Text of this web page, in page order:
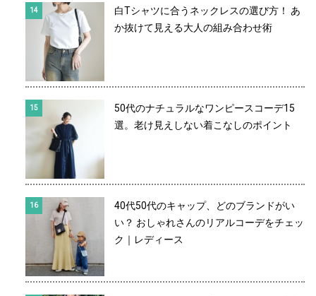
白Tシャツに合うネックレスの選び方！ あ
か抜けて見える大人の組み合わせ術
50代のナチュラルなワンピースコーデ15
選。老け見えしない着こなしのポイント
40代50代のキャップ、どのブランドがい
い？ おしゃれさんのリアルコーデをチェッ
ク｜レディース